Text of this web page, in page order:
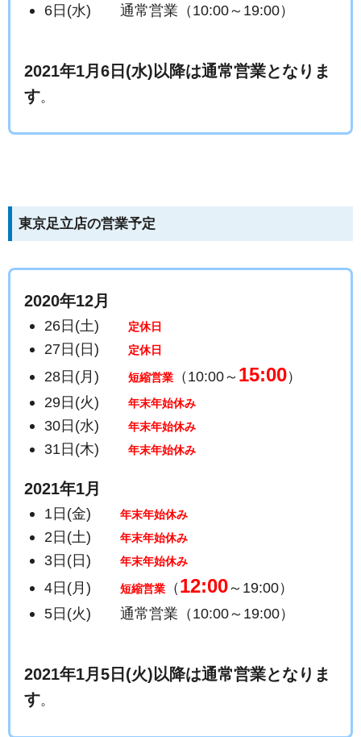
6日(水) 通常営業（10:00～19:00）
2021年1月6日(水)以降は通常営業となりま
す。
東京足立店の営業予定
2020年12月
26日(土) 定休日
27日(日) 定休日
28日(月) 短縮営業（10:00～ 15:00）
29日(火)
年末年始休み
30日(水) 年末年始休み
31日(木) 年末年始休み
2021年1月
1日(金) 年末年始休み
2日(土) 年末年始休み
3日(日) 年末年始休み
4日(月) 短縮営業（12:00～19:00）
5日(火) 通常営業（10:00～19:00）
2021年1月5日(火)以降は通常営業となりま
す。